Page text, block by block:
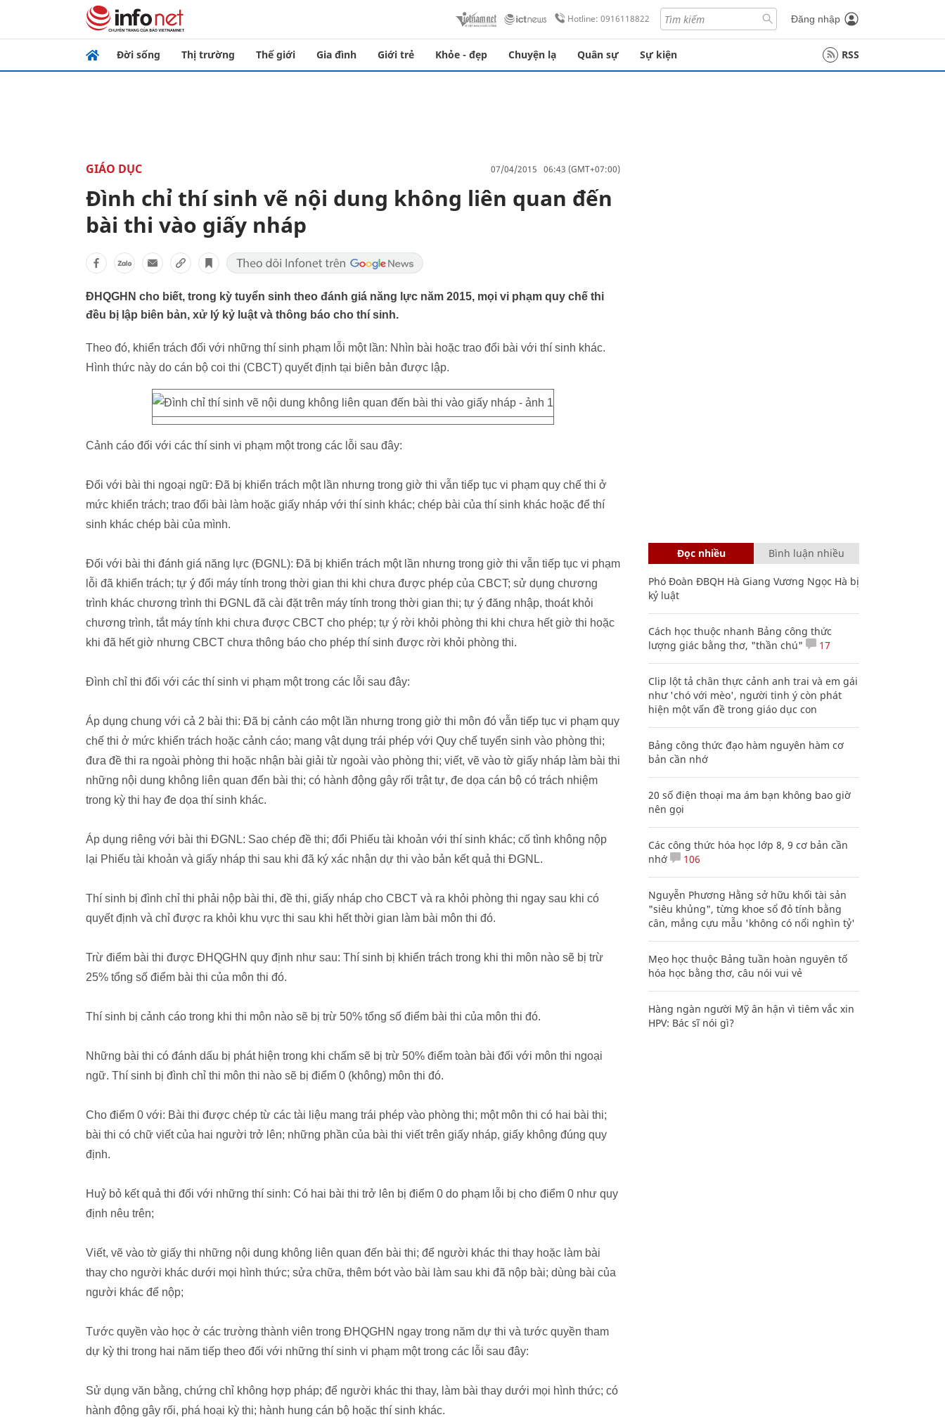
Hotline: 0916118822 Đăng nhập
Đời sống Thị trường Thế giới Gia đình Giới trẻ Khỏe - đẹp Chuyện lạ Quân sự Sự kiện RSS
GIÁO DỤC 07/04/2015 06:43 (GMT+07:00)
Đình chỉ thí sinh vẽ nội dung không liên quan đến
bài thi vào giấy nháp
ĐHQGHN cho biết, trong kỳ tuyển sinh theo đánh giá năng lực năm 2015, mọi vi phạm quy chế thi
đều bị lập biên bản, xử lý kỷ luật và thông báo cho thí sinh.
Theo đó, khiển trách đối với những thí sinh phạm lỗi một lần: Nhìn bài hoặc trao đổi bài với thí sinh khác.
Hình thức này do cán bộ coi thi (CBCT) quyết định tại biên bản được lập.
Cảnh cáo đối với các thí sinh vi phạm một trong các lỗi sau đây:
Đối với bài thi ngoại ngữ: Đã bị khiển trách một lần nhưng trong giờ thi vẫn tiếp tục vi phạm quy chế thi ở
mức khiển trách; trao đổi bài làm hoặc giấy nháp với thí sinh khác; chép bài của thí sinh khác hoặc để thí
sinh khác chép bài của mình.
Đối với bài thi đánh giá năng lực (ĐGNL): Đã bị khiển trách một lần nhưng trong giờ thi vẫn tiếp tục vi phạm
lỗi đã khiển trách; tự ý đổi máy tính trong thời gian thi khi chưa được phép của CBCT; sử dụng chương
trình khác chương trình thi ĐGNL đã cài đặt trên máy tính trong thời gian thi; tự ý đăng nhập, thoát khỏi
chương trình, tắt máy tính khi chưa được CBCT cho phép; tự ý rời khỏi phòng thi khi chưa hết giờ thi hoặc
khi đã hết giờ nhưng CBCT chưa thông báo cho phép thí sinh được rời khỏi phòng thi.
Đình chỉ thi đối với các thí sinh vi phạm một trong các lỗi sau đây:
Áp dụng chung với cả 2 bài thi: Đã bị cảnh cáo một lần nhưng trong giờ thi môn đó vẫn tiếp tục vi phạm quy
chế thi ở mức khiển trách hoặc cảnh cáo; mang vật dụng trái phép với Quy chế tuyển sinh vào phòng thi;
đưa đề thi ra ngoài phòng thi hoặc nhận bài giải từ ngoài vào phòng thi; viết, vẽ vào tờ giấy nháp làm bài thi
những nội dung không liên quan đến bài thi; có hành động gây rối trật tự, đe dọa cán bộ có trách nhiệm
trong kỳ thi hay đe dọa thí sinh khác.
Áp dụng riêng với bài thi ĐGNL: Sao chép đề thi; đổi Phiếu tài khoản với thí sinh khác; cố tình không nộp
lại Phiếu tài khoản và giấy nháp thi sau khi đã ký xác nhận dự thi vào bản kết quả thi ĐGNL.
Thí sinh bị đình chỉ thi phải nộp bài thi, đề thi, giấy nháp cho CBCT và ra khỏi phòng thi ngay sau khi có
quyết định và chỉ được ra khỏi khu vực thi sau khi hết thời gian làm bài môn thi đó.
Trừ điểm bài thi được ĐHQGHN quy định như sau: Thí sinh bị khiển trách trong khi thi môn nào sẽ bị trừ
25% tổng số điểm bài thi của môn thi đó.
Thí sinh bị cảnh cáo trong khi thi môn nào sẽ bị trừ 50% tổng số điểm bài thi của môn thi đó.
Những bài thi có đánh dấu bị phát hiện trong khi chấm sẽ bị trừ 50% điểm toàn bài đối với môn thi ngoại
ngữ. Thí sinh bị đình chỉ thi môn thi nào sẽ bị điểm 0 (không) môn thi đó.
Cho điểm 0 với: Bài thi được chép từ các tài liệu mang trái phép vào phòng thi; một môn thi có hai bài thi;
bài thi có chữ viết của hai người trở lên; những phần của bài thi viết trên giấy nháp, giấy không đúng quy
định.
Huỷ bỏ kết quả thi đối với những thí sinh: Có hai bài thi trở lên bị điểm 0 do phạm lỗi bị cho điểm 0 như quy
định nêu trên;
Viết, vẽ vào tờ giấy thi những nội dung không liên quan đến bài thi; để người khác thi thay hoặc làm bài
thay cho người khác dưới mọi hình thức; sửa chữa, thêm bớt vào bài làm sau khi đã nộp bài; dùng bài của
người khác để nộp;
Tước quyền vào học ở các trường thành viên trong ĐHQGHN ngay trong năm dự thi và tước quyền tham
dự kỳ thi trong hai năm tiếp theo đối với những thí sinh vi phạm một trong các lỗi sau đây:
Sử dụng văn bằng, chứng chỉ không hợp pháp; để người khác thi thay, làm bài thay dưới mọi hình thức; có
hành động gây rối, phá hoại kỳ thi; hành hung cán bộ hoặc thí sinh khác.
Đọc nhiều Bình luận nhiều
Phó Đoàn ĐBQH Hà Giang Vương Ngọc Hà bị
kỷ luật
Cách học thuộc nhanh Bảng công thức
lượng giác bằng thơ, "thần chú"
17
Clip lột tả chân thực cảnh anh trai và em gái
như 'chó với mèo', người tinh ý còn phát
hiện một vấn đề trong giáo dục con
Bảng công thức đạo hàm nguyên hàm cơ
bản cần nhớ
20 số điện thoại ma ám bạn không bao giờ
nên gọi
Các công thức hóa học lớp 8, 9 cơ bản cần
nhớ
106
Nguyễn Phương Hằng sở hữu khối tài sản
"siêu khủng", từng khoe sổ đỏ tính bằng
cân, mắng cựu mẫu 'không có nổi nghìn tỷ'
Mẹo học thuộc Bảng tuần hoàn nguyên tố
hóa học bằng thơ, câu nói vui vẻ
Hàng ngàn người Mỹ ân hận vì tiêm vắc xin
HPV: Bác sĩ nói gì?